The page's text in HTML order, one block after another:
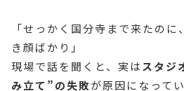
「せっかく国分寺まで来たの
き顔ばかり」
現場で話を聞くと、実はスタジ
み立て”の失敗が原因になって